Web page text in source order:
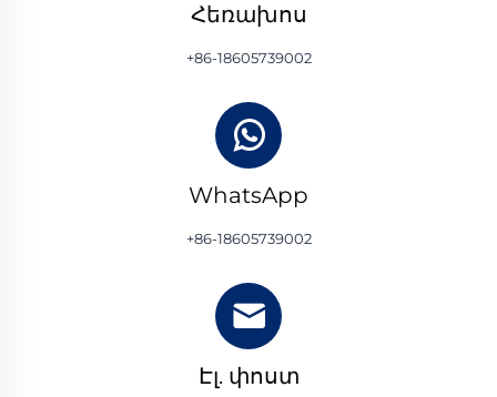
Հեռախոս
+86-18605739002
WhatsApp
+86-18605739002
Էլ. փոստ